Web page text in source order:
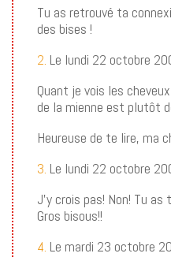
Tu as retrouvé ta
des bises !
2. Le lundi 22 octobre
Quant je vois les
de la mienne est plutôt
Heureuse de te lire, ma
3. Le lundi 22 octobre
J’y crois pas! Non! Tu
Gros bisous!!
4. Le mardi 23 octobre